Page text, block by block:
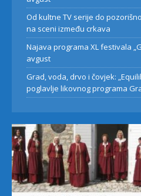
Od kultne TV serije do
na sceni između crkava
Najava programa XL festivala
avgust
Grad, voda, drvo i čovjek:
poglavlje likovnog programa